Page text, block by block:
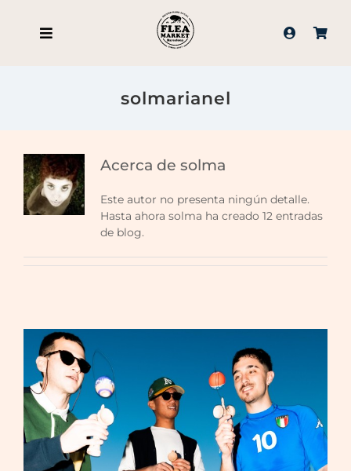
contenido
solmarianel
Acerca de solma
Este autor no presenta ningún detalle.
Hasta ahora solma ha creado 12 entradas
de blog.